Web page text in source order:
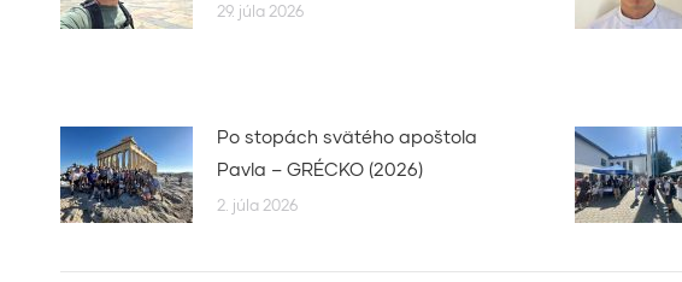
29. júla 2026
Po stopách svätého apoštola
Pavla – GRÉCKO (2026)
2. júla 2026